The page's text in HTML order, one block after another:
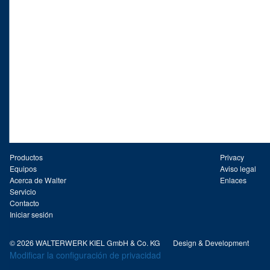
Productos
Equipos
Acerca de Walter
Servicio
Contacto
Iniciar sesión
Privacy
Aviso legal
Enlaces
© 2026 WALTERWERK KIEL GmbH & Co. KG Design & Development
Modificar la configuración de privacidad